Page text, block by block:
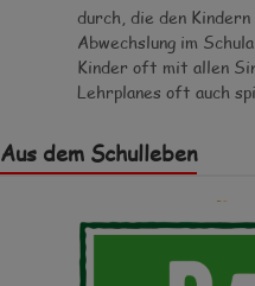
durch, die den
Abwechslung im
Kinder oft mit allen
Lehrplanes oft auch
Aus dem Schulleben